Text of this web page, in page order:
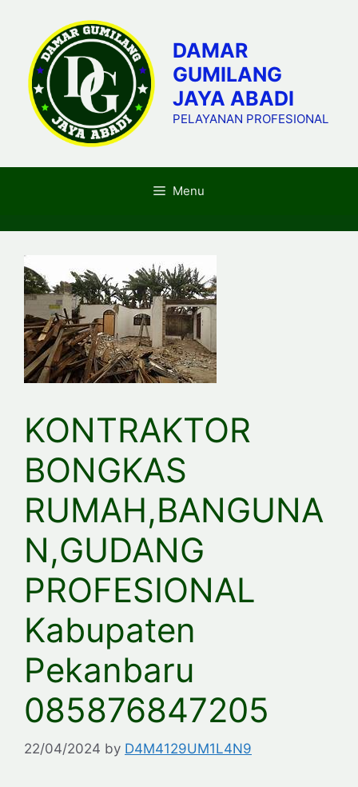
content
DAMAR
GUMILANG
JAYA ABADI
PELAYANAN PROFESIONAL
Menu
KONTRAKTOR
BONGKAS
RUMAH,BANGUNA
N,GUDANG
PROFESIONAL
Kabupaten
Pekanbaru
085876847205
22/04/2024 by D4M4129UM1L4N9